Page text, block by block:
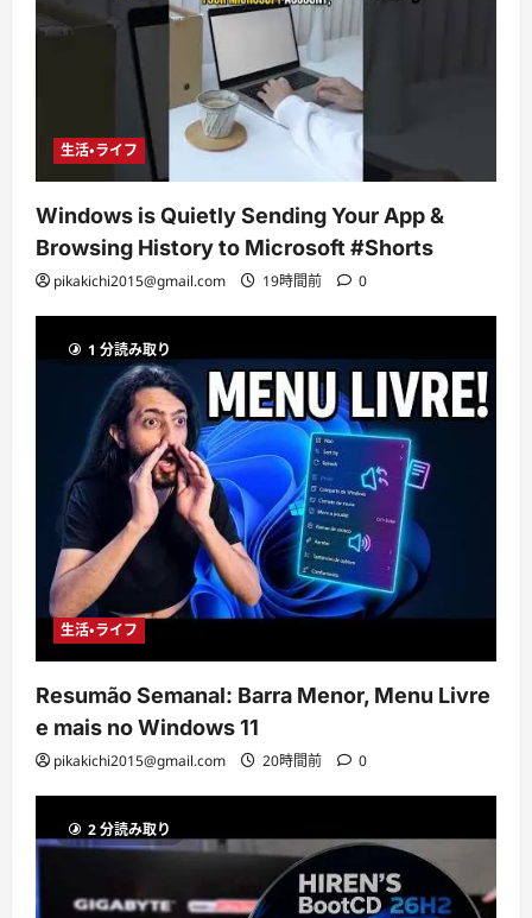
生活・ライフ
Windows is Quietly Sending Your App &
Browsing History to Microsoft #Shorts
pikakichi2015@gmail.com 19時間前 0
1 分読み取り
生活・ライフ
Resumão Semanal: Barra Menor, Menu Livre
e mais no Windows 11
pikakichi2015@gmail.com 20時間前 0
2 分読み取り